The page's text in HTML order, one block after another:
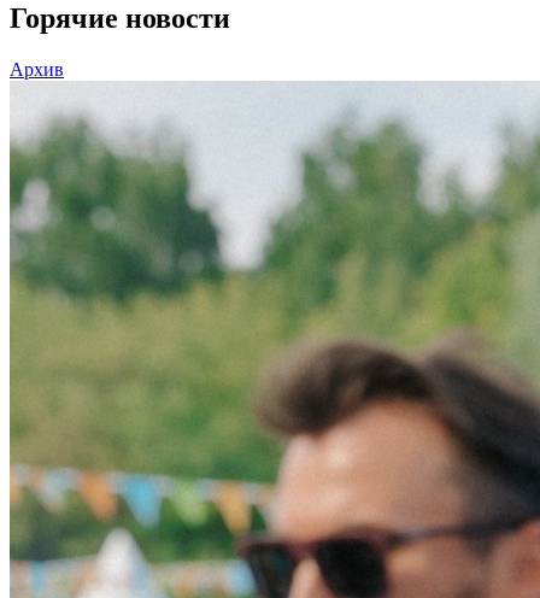
Горячие новости
Архив